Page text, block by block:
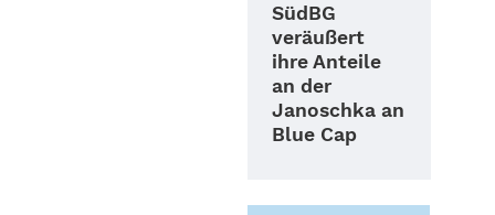
SüdBG
veräußert
ihre Anteile
an der
Janoschka an
Blue Cap